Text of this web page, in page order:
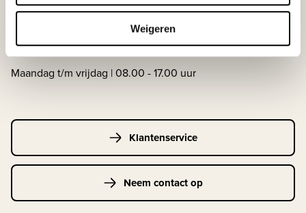
Weigeren
033-4483000
Maandag t/m vrijdag | 08.00 - 17.00 uur
Klantenservice
Neem contact op